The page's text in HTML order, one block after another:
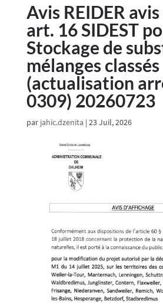
Avis REIDER
art. 16 SIDEST
Stockage de
mélanges classés
(actualisation
0309) 20260723
par jahic.dzenita | 23 Juil, 2026